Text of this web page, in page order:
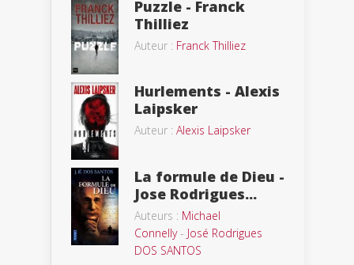
Puzzle - Franck
Thilliez
Auteur : Franck Thilliez
Hurlements - Alexis
Laipsker
Auteur : Alexis Laipsker
La formule de Dieu -
Jose Rodrigues...
Auteurs : Michael
Connelly- José Rodrigues
DOS SANTOS